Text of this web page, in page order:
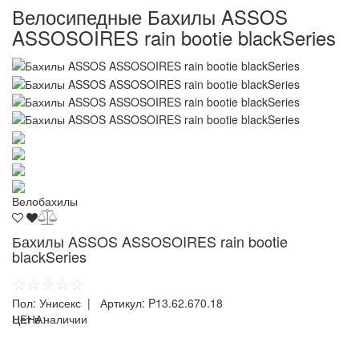
Велосипедные Бахилы ASSOS
ASSOSOIRES rain bootie blackSeries
Велобахилы
Бахилы ASSOS ASSOSOIRES rain bootie
blackSeries
☆☆☆☆☆
Пол: Унисекс | Артикул: P13.62.670.18
ЦЕНА:
Нет в наличии